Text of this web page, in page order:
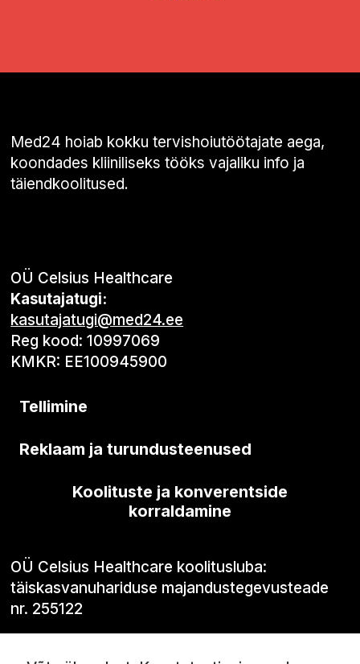
Med24 hoiab kokku tervishoiutöötajate aega,
koondades kliiniliseks tööks vajaliku info ja
täiendkoolitused.
OÜ Celsius Healthcare
Kasutajatugi:
kasutajatugi@med24.ee
Reg kood: 10997069
KMKR: EE100945900
Tellimine
Reklaam ja turundusteenused
Koolituste ja konverentside
korraldamine
OÜ Celsius Healthcare koolitusluba:
täiskasvanuhariduse majandustegevusteade
nr. 255122